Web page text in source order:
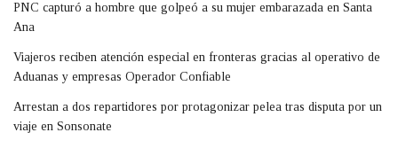
PNC capturó a hombre que golpeó a su mujer embarazada en Santa
Ana
Viajeros reciben atención especial en fronteras gracias al operativo de
Aduanas y empresas Operador Confiable
Arrestan a dos repartidores por protagonizar pelea tras disputa por un
viaje en Sonsonate